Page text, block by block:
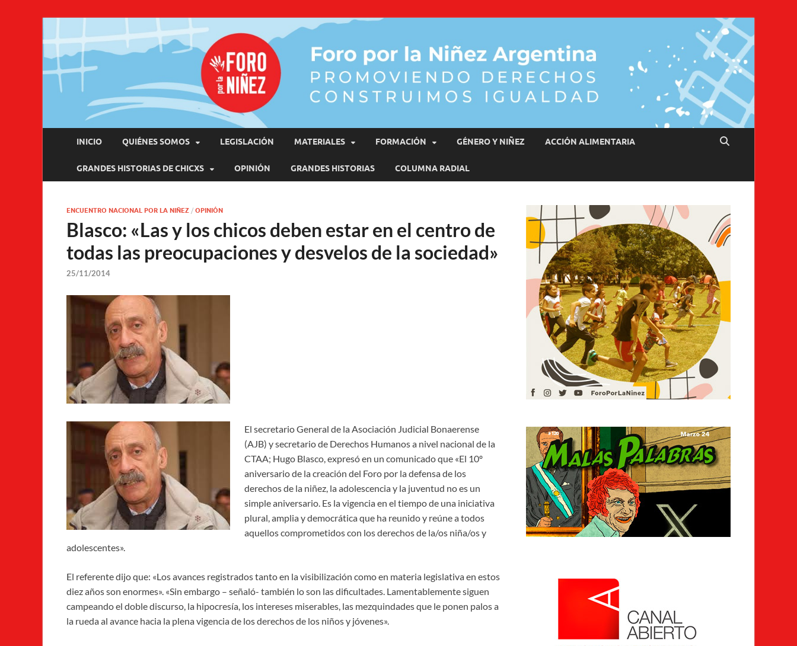
Promoviendo Derechos, Construimos Igualdad
INICIO QUIÉNES SOMOS LEGISLACIÓN MATERIALES FORMACIÓN GÉNERO Y NIÑEZ ACCIÓN ALIMENTARIA
GRANDES HISTORIAS DE CHICXS OPINIÓN GRANDES HISTORIAS COLUMNA RADIAL
ENCUENTRO NACIONAL POR LA NIÑEZ / OPINIÓN
Blasco: «Las y los chicos deben estar en el centro de
todas las preocupaciones y desvelos de la sociedad»
25/11/2014
El secretario General de la Asociación Judicial Bonaerense
(AJB) y secretario de Derechos Humanos a nivel nacional de la
CTAA; Hugo Blasco, expresó en un comunicado que «El 10º
aniversario de la creación del Foro por la defensa de los
derechos de la niñez, la adolescencia y la juventud no es un
simple aniversario. Es la vigencia en el tiempo de una iniciativa
plural, amplia y democrática que ha reunido y reúne a todos
aquellos comprometidos con los derechos de la/os niña/os y
adolescentes».
El referente dijo que: «Los avances registrados tanto en la visibilización como en materia legislativa en estos
diez años son enormes». «Sin embargo – señaló- también lo son las dificultades. Lamentablemente siguen
campeando el doble discurso, la hipocresía, los intereses miserables, las mezquindades que le ponen palos a
la rueda al avance hacia la plena vigencia de los derechos de los niños y jóvenes».